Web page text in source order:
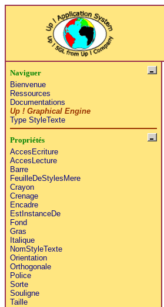
Naviguer
Bienvenue
Ressources
Documentations
Up ! Graphical Engine
Type StyleTexte
Propriétés
AccesEcriture
AccesLecture
Barre
FeuilleDeStylesMere
Crayon
Crenage
Encadre
EstInstanceDe
Fond
Gras
Italique
NomStyleTexte
Orientation
Orthogonale
Police
Sorte
Souligne
Taille